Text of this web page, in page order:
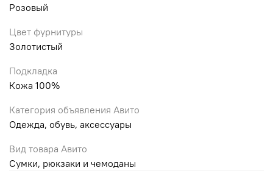
Розовый
Цвет фурнитуры
Золотистый
Подкладка
Кожа 100%
Категория объявления Авито
Одежда, обувь, аксессуары
Вид товара Авито
Сумки, рюкзаки и чемоданы